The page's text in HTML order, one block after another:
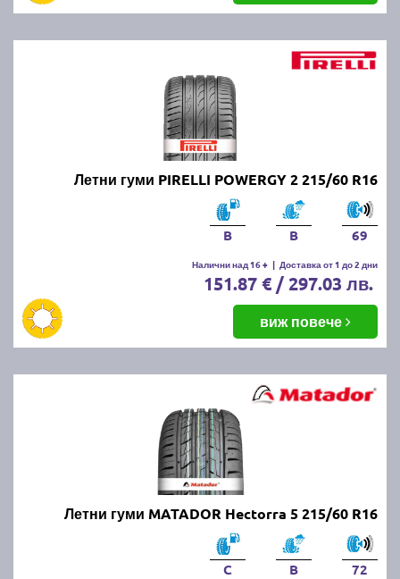
Летни гуми PIRELLI POWERGY 2 215/60 R16
B B 69
Налични над 16 + | Доставка от 1 до 2 дни
151.87 € / 297.03 лв.
виж повече
Летни гуми MATADOR Hectorra 5 215/60 R16
C B 72